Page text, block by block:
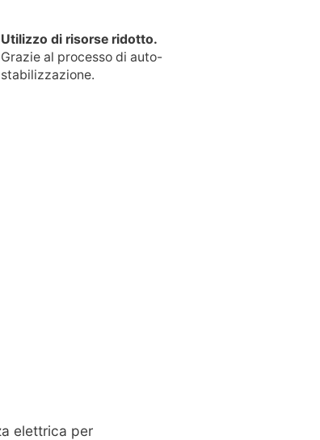
Utilizzo di risorse ridotto.
Grazie al processo di auto-
stabilizzazione.
elettrica per